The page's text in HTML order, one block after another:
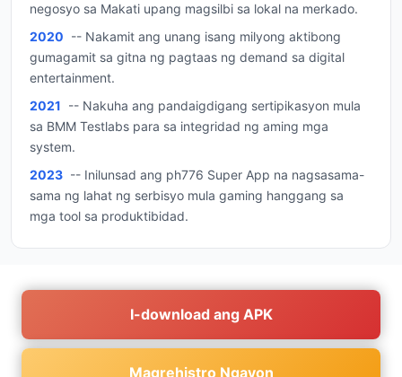
negosyo sa Makati upang magsilbi sa lokal na merkado.
2020 -- Nakamit ang unang isang milyong aktibong
gumagamit sa gitna ng pagtaas ng demand sa digital
entertainment.
2021 -- Nakuha ang pandaigdigang sertipikasyon mula
sa BMM Testlabs para sa integridad ng aming mga
system.
2023 -- Inilunsad ang ph776 Super App na nagsasama-
sama ng lahat ng serbisyo mula gaming hanggang sa
mga tool sa produktibidad.
I-download ang APK
Magrehistro Ngayon